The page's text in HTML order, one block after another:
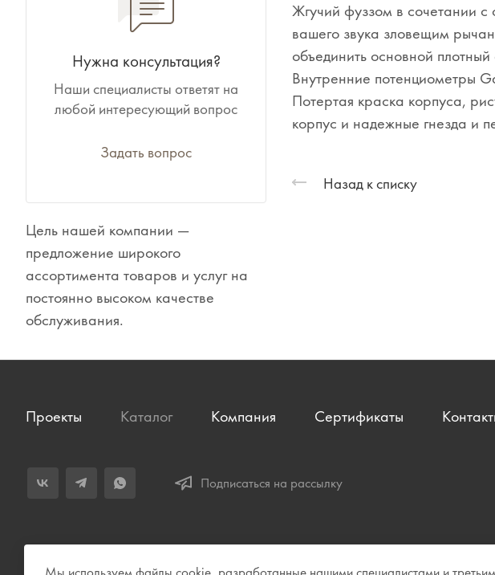
Жгучий фуззом в сочетании с
вашего звука зловещим
объединить основной
Внутренние потенциометры
Потертая краска корпуса,
корпус и надежные гнезда и
Назад к списку
Духовые инструменты
Классические инструменты
Народные инструменты
Сувениры
Одежда
Нужна консультация?
Наши специалисты ответят на
любой интересующий вопрос
Задать вопрос
Цель нашей компании —
предложение широкого
ассортимента товаров и услуг на
постоянно высоком качестве
обслуживания.
Проекты Каталог Компания Сертификаты
Подписаться на рассылку